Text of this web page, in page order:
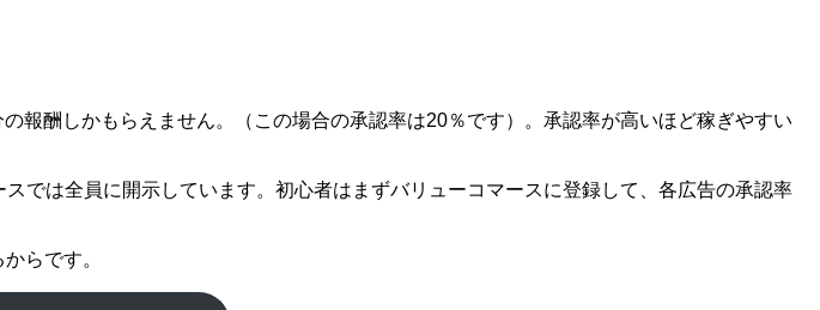
報酬しかもらえません。（この場合の承認率は20％です）。承認率が高いほど稼ぎやすい
では全員に開示しています。初心者はまずバリューコマースに登録して、各広告の承認率
らです。